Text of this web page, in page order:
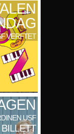
VERFTET
USF